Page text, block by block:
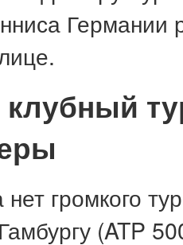
Германии
громкого
(ATP